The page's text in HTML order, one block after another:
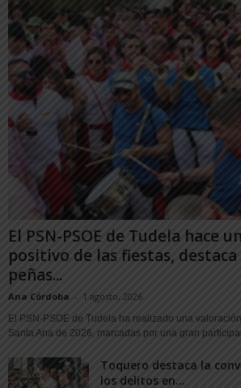
El PSN-PSOE de Tudela hace
positivo de las fiestas,
peñas...
Ana Córdoba - 1 agosto, 2026
El PSN-PSOE de Tudela ha realizado una
Santa Ana de 2026, marcadas por una gran
Toquero destaca la
los delitos en...